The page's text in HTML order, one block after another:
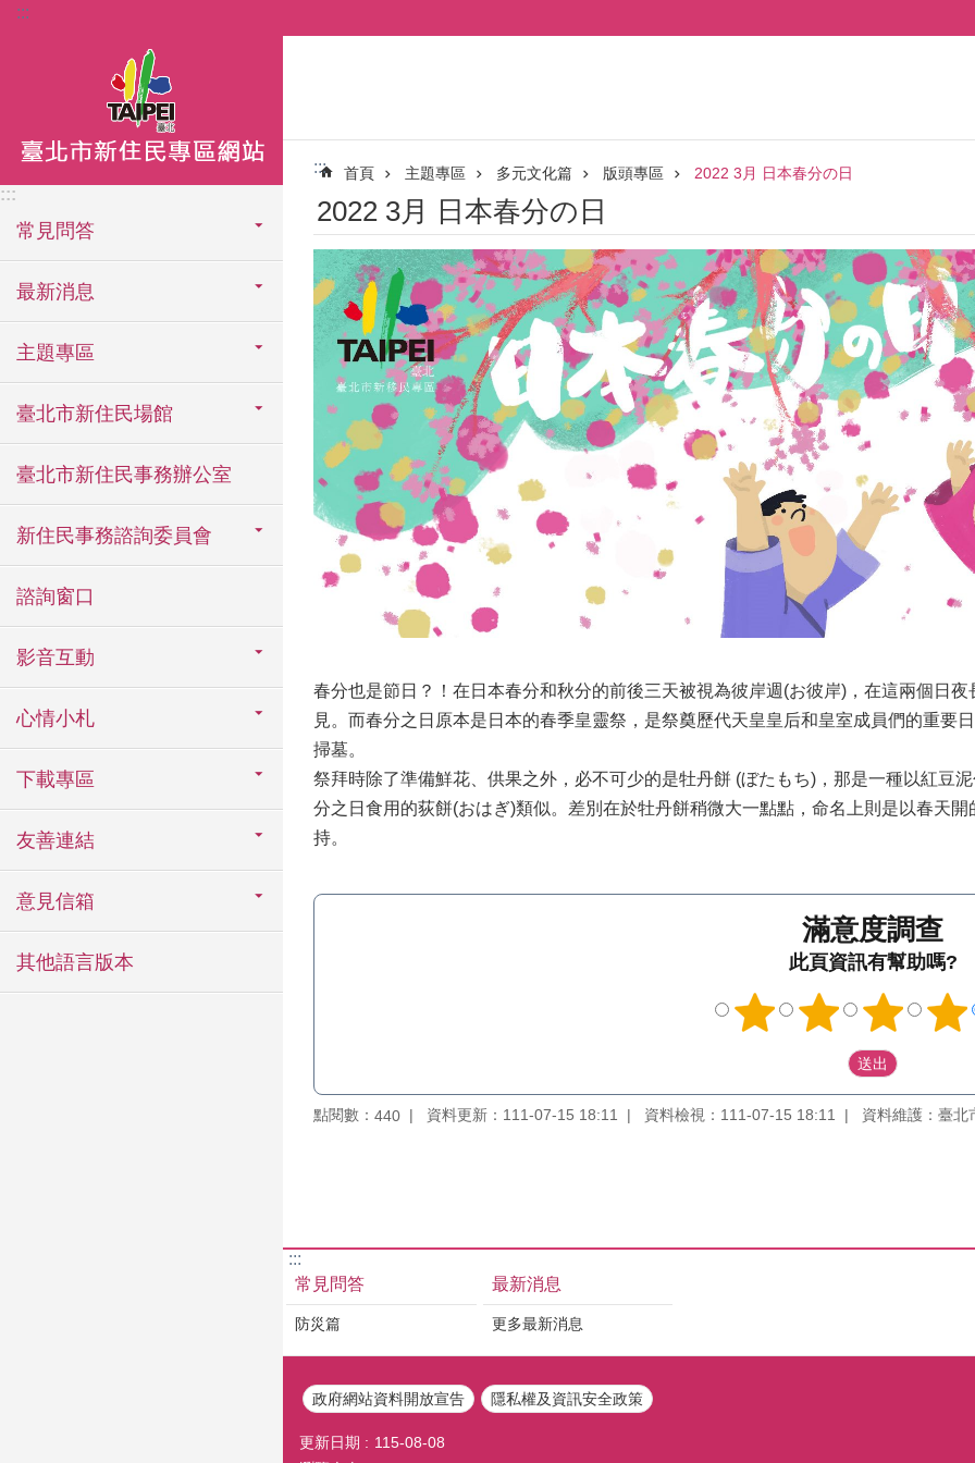
跳到主要內容區塊
:::
:::
常見問答
最新消息
主題專區
臺北市新住民場館
臺北市新住民事務辦公室
新住民事務諮詢委員會
諮詢窗口
影音互動
心情小札
下載專區
友善連結
意見信箱
其他語言版本
::: 首頁 主題專區 多元文化篇 版頭專區 2022 3月 日本春分の日
2022 3月 日本春分の日
春分也是節日？！在日本春分和秋分的前後三天被視為彼岸週(お彼岸)，在這兩個日
見。而春分之日原本是日本的春季皇靈祭，是祭奠歷代天皇皇后和皇室成員們的重要
掃墓。
祭拜時除了準備鮮花、供果之外，必不可少的是牡丹餅 (ぼたもち)，那是一種以紅豆
分之日食用的荻餅(おはぎ)類似。差別在於牡丹餅稍微大一點點，命名上則是以春天
持。
滿意度調查
此頁資訊有幫助嗎?
點閱數： 440 資料更新：111-07-15 18:11 資料檢視：111-07-15 18:11 資料維護：臺北
:::
常見問答
防災篇
最新消息
更多最新消息
政府網站資料開放宣告 隱私權及資訊安全政策
更新日期
115-08-08